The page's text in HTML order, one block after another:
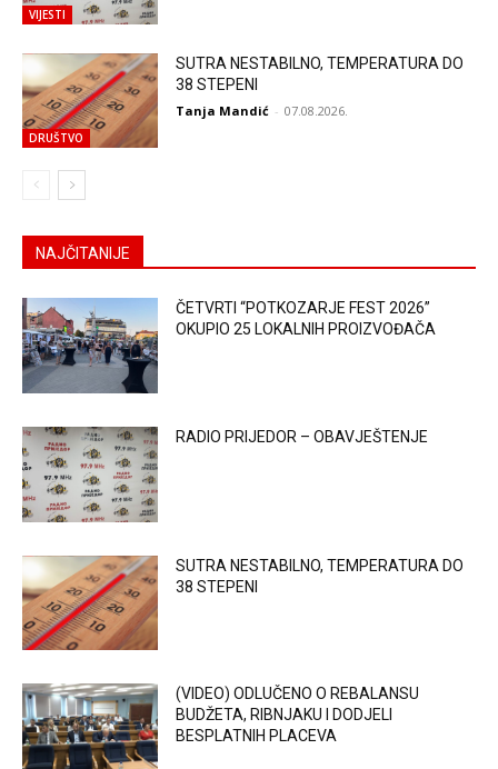
VIJESTI
DRUŠTVO
SUTRA NESTABILNO, TEMPERATURA DO
38 STEPENI
Tanja Mandić - 07.08.2026.
NAJČITANIJE
ČETVRTI “POTKOZARJE FEST 2026”
OKUPIO 25 LOKALNIH PROIZVOĐAČA
RADIO PRIJEDOR – OBAVJEŠTENJE
SUTRA NESTABILNO, TEMPERATURA DO
38 STEPENI
(VIDEO) ODLUČENO O REBALANSU
BUDŽETA, RIBNJAKU I DODJELI
BESPLATNIH PLACEVA